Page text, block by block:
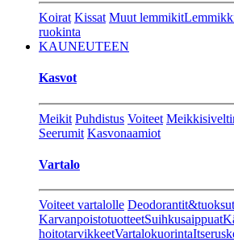
Koirat Kissat Muut lemmikit
ruokinta
KAUNEUTEEN
Kasvot
Meikit Puhdistus Voiteet
Seerumit Kasvonaamiot
Vartalo
Voiteet vartalolle Deodorantit&tuoksut
KarvanpoistotuotteetSuihkusaippuat
hoitotarvikkeetVartalokuorinta